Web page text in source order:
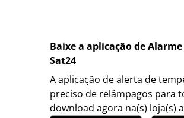
Baixe a aplicação de
Sat24
A aplicação de alerta de
preciso de relâmpagos para
download agora na(s) loja(s)